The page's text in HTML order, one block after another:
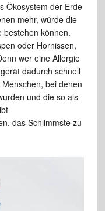
Ökosystem der Erde
mehr, würde die
bestehen können.
oder Hornissen,
wer eine Allergie
dadurch schnell
bei denen
und die so als
das Schlimmste zu